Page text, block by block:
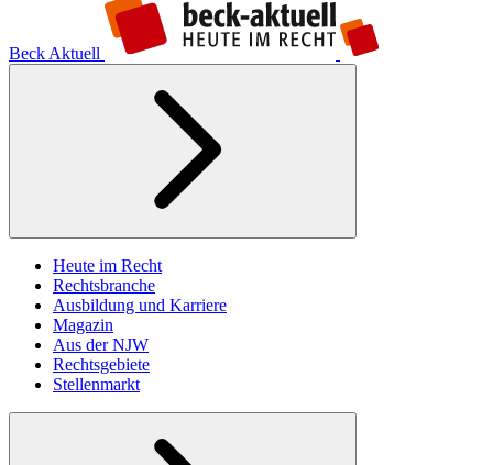
Beck Aktuell
Heute im Recht
Rechtsbranche
Ausbildung und Karriere
Magazin
Aus der NJW
Rechtsgebiete
Stellenmarkt